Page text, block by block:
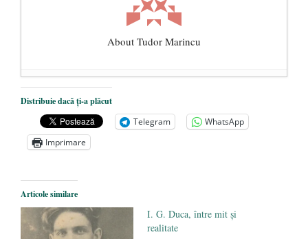
About Tudor Marincu
De ce propaganda LGBT nu-și are locul în
unitățile de învățământ
- 17 iunie 2020
Anarhia din SUA e opera stângii radicale
2 iunie 2020
are prea puțin a face cu informarea
mai 2020
Distribuie dacă ți-a plăcut
Telegram
WhatsApp
Imprimare
Articole similare
I. G. Duca, între mit și
realitate